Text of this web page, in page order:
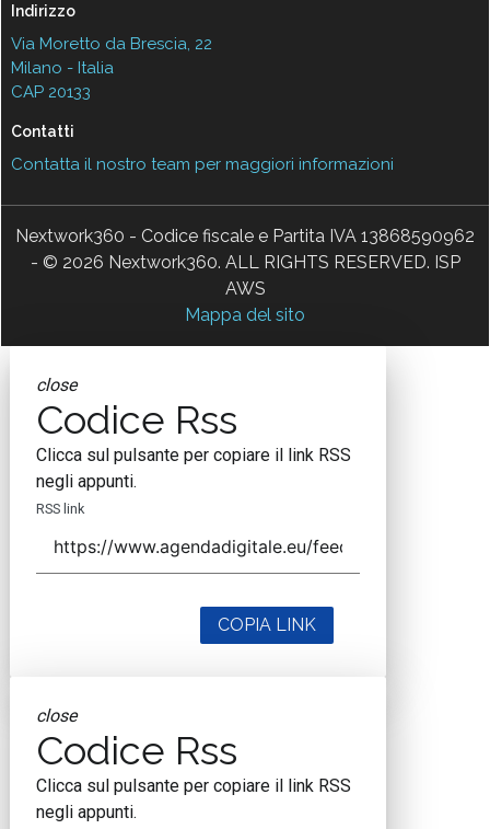
Indirizzo
Via Moretto da Brescia, 22
Milano - Italia
CAP 20133
Contatti
Contatta il nostro team per maggiori informazioni
Nextwork360 - Codice fiscale e Partita IVA 13868590962
- © 2026 Nextwork360. ALL RIGHTS RESERVED. ISP
AWS
Mappa del sito
close
Codice Rss
Clicca sul pulsante per copiare il link RSS
negli appunti.
RSS link
COPIA LINK
close
Codice Rss
Clicca sul pulsante per copiare il link RSS
negli appunti.